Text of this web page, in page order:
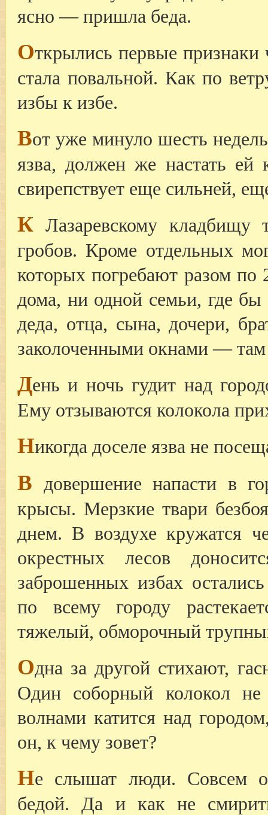
ясно — пришла беда.
Открылись первые признаки
стала повальной. Как по
избы к избе.
Вот уже минуло шесть
язва, должен же настать ей
свирепствует еще сильней,
К Лазаревскому кладбищу
гробов. Кроме отдельных
которых погребают разом
дома, ни одной семьи, где бы
деда, отца, сына, дочери,
заколоченными окнами —
День и ночь гудит над
Ему отзываются колокола
Никогда доселе язва не
В довершение напасти в
крысы. Мерзкие твари
днем. В воздухе кружатся
окрестных лесов
заброшенных избах
по всему городу
тяжелый, обморочный
Одна за другой стихают,
Один соборный колокол
волнами катится над
он, к чему зовет?
Не слышат люди. Совсем
бедой. Да и как не